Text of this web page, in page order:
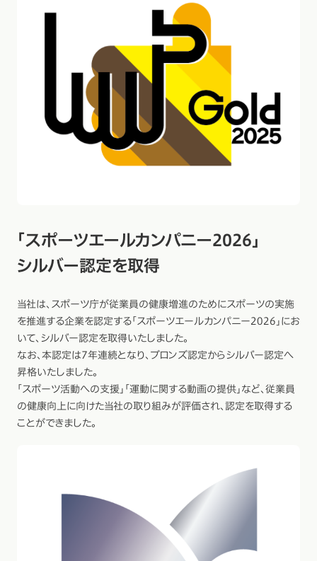
「スポーツエールカンパニー2026」
シルバー認定を取得
当社は、スポーツ庁が従業員の健康増進のためにスポーツの実施
を推進する企業を認定する「スポーツエールカンパニー2026」にお
いて、シルバー認定を取得いたしました。
なお、本認定は7年連続となり、ブロンズ認定からシルバー認定へ
昇格いたしました。
「スポーツ活動への支援」「運動に関する動画の提供」など、従業員
の健康向上に向けた当社の取り組みが評価され、認定を取得する
ことができました。